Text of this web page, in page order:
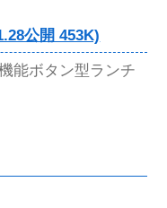
公開 453K)
能ボタン型ランチ